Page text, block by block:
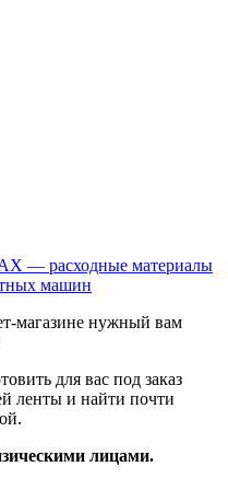
магазине нужный вам
для вас под заказ
ленты и найти почти
лицами.